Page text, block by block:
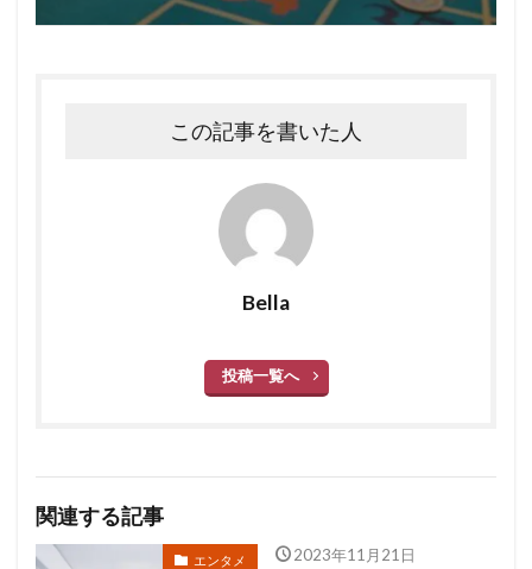
この記事を書いた人
Bella
投稿一覧へ
関連する記事
エンタメ 2023年11月21日